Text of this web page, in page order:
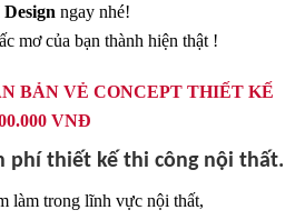
ngay nhé!
mơ của bạn thành hiện thật !
BẢN VẺ CONCEPT THIẾT KẾ
VNĐ
phí thiết kế thi công nội thất.
làm trong lĩnh vực nội thất,